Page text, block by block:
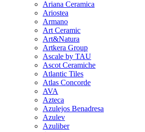
Ariana Ceramica
Ariostea
Armano
Art Ceramic
Art&Natura
Artkera Group
Ascale by TAU
Ascot Ceramiche
Atlantic Tiles
Atlas Concorde
AVA
Azteca
Azulejos Benadresa
Azulev
Azuliber